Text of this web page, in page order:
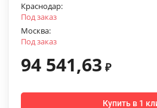
Краснодар:
Под заказ
Москва:
Под заказ
94 541,63 ₽
Купить в 1